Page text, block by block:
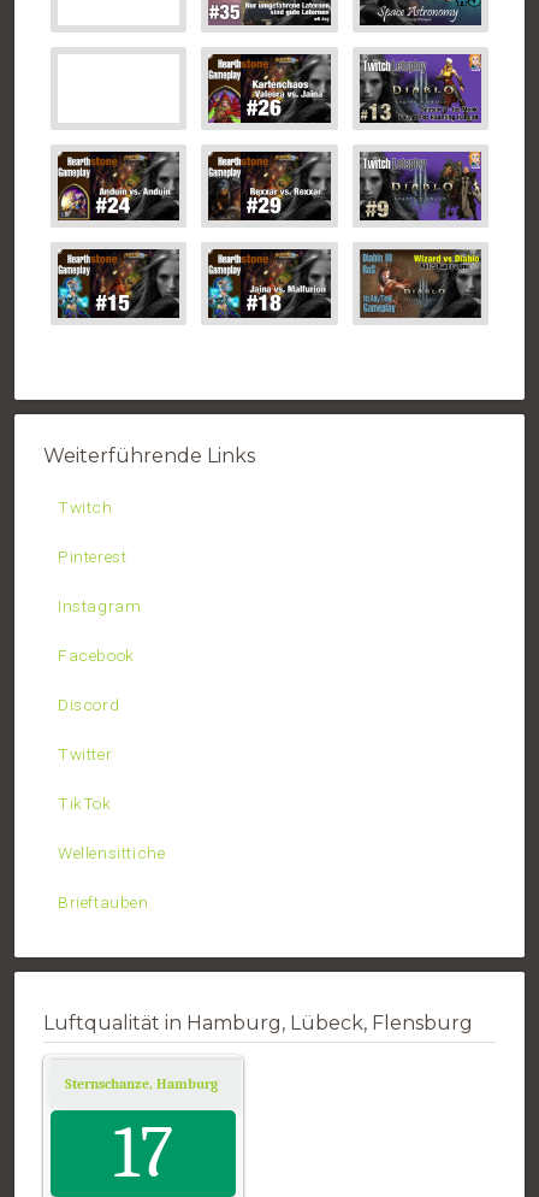
Weiterführende Links
Twitch
Pinterest
Instagram
Facebook
Discord
Twitter
TikTok
Wellensittiche
Brieftauben
Luftqualität in Hamburg, Lübeck, Flensburg
Sternschanze, Hamburg
17